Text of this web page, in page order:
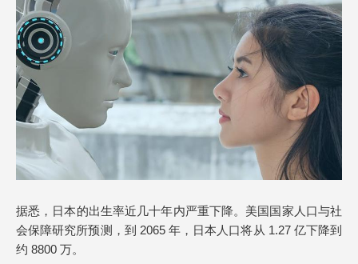
据悉，日本的出生率近几十年内严重下降。美国国家人口与社
会保障研究所预测，到 2065 年，日本人口将从 1.27 亿下降到
约 8800 万。